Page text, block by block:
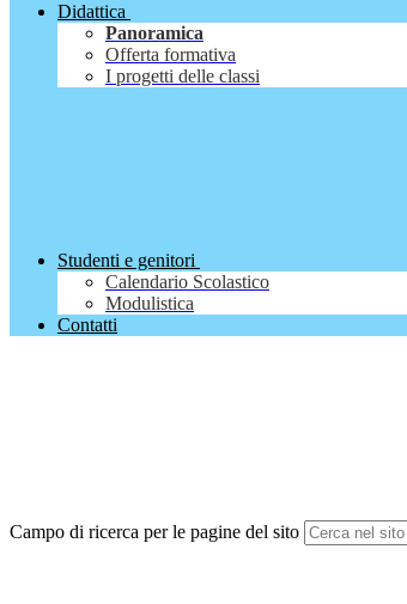
Didattica
Panoramica
Offerta formativa
I progetti delle classi
Studenti e genitori
Calendario Scolastico
Modulistica
Contatti
Campo di ricerca per le pagine del sito